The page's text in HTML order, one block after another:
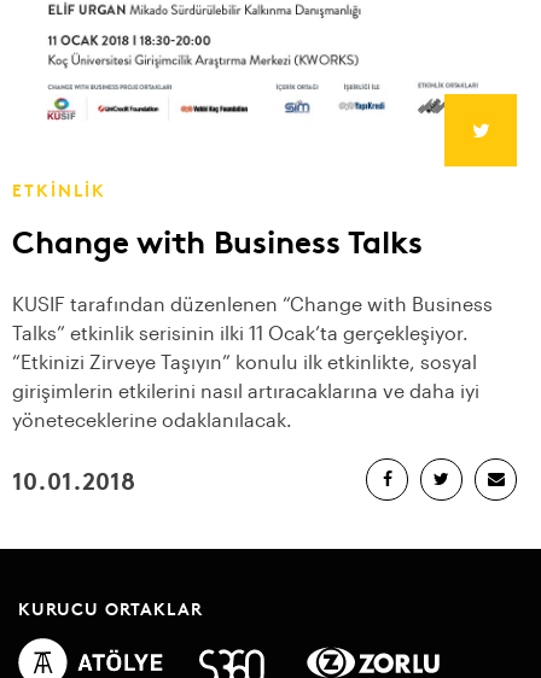
ETKİNLİK
Change with Business Talks
KUSIF tarafından düzenlenen “Change with Business
Talks” etkinlik serisinin ilki 11 Ocak’ta gerçekleşiyor.
“Etkinizi Zirveye Taşıyın” konulu ilk etkinlikte, sosyal
girişimlerin etkilerini nasıl artıracaklarına ve daha iyi
yöneteceklerine odaklanılacak.
10.01.2018
KURUCU ORTAKLAR